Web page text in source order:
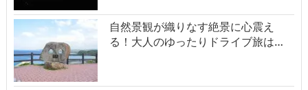
自然景観が織りなす絶景に心震え
る！大人のゆったりドライブ旅は…